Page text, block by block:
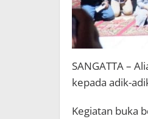
SANGATTA –
kepada adik-
Kegiatan buka